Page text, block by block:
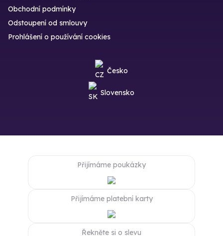
Obchodní podmínky
Odstoupení od smlouvy
Prohlášení o používání cookies
Česko
Slovensko
Přijímáme poukázky
Přijímáme platební karty
Řekněte si o slevu